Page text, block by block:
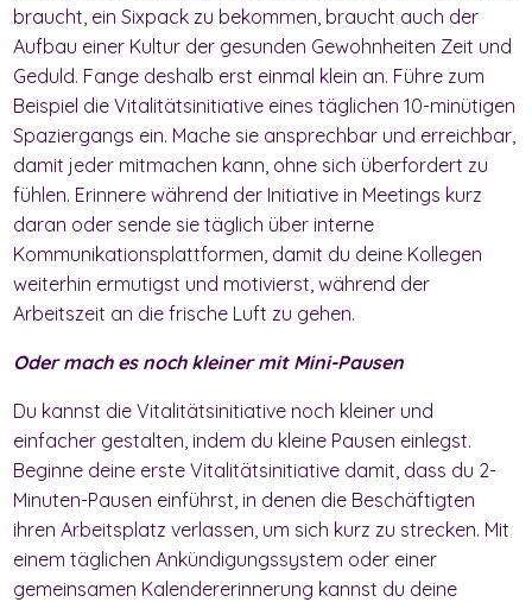
braucht, ein Sixpack zu bekommen, braucht auch der
Aufbau einer Kultur der gesunden Gewohnheiten Zeit und
Geduld. Fange deshalb erst einmal klein an. Führe zum
Beispiel die Vitalitätsinitiative eines täglichen 10-minütigen
Spaziergangs ein. Mache sie ansprechbar und erreichbar,
damit jeder mitmachen kann, ohne sich überfordert zu
fühlen. Erinnere während der Initiative in Meetings kurz
daran oder sende sie täglich über interne
Kommunikationsplattformen, damit du deine Kollegen
weiterhin ermutigst und motivierst, während der
Arbeitszeit an die frische Luft zu gehen.
Oder mach es noch kleiner mit Mini-Pausen
Du kannst die Vitalitätsinitiative noch kleiner und
einfacher gestalten, indem du kleine Pausen einlegst.
Beginne deine erste Vitalitätsinitiative damit, dass du 2-
Minuten-Pausen einführst, in denen die Beschäftigten
ihren Arbeitsplatz verlassen, um sich kurz zu strecken. Mit
einem täglichen Ankündigungssystem oder einer
gemeinsamen Kalendererinnerung kannst du deine